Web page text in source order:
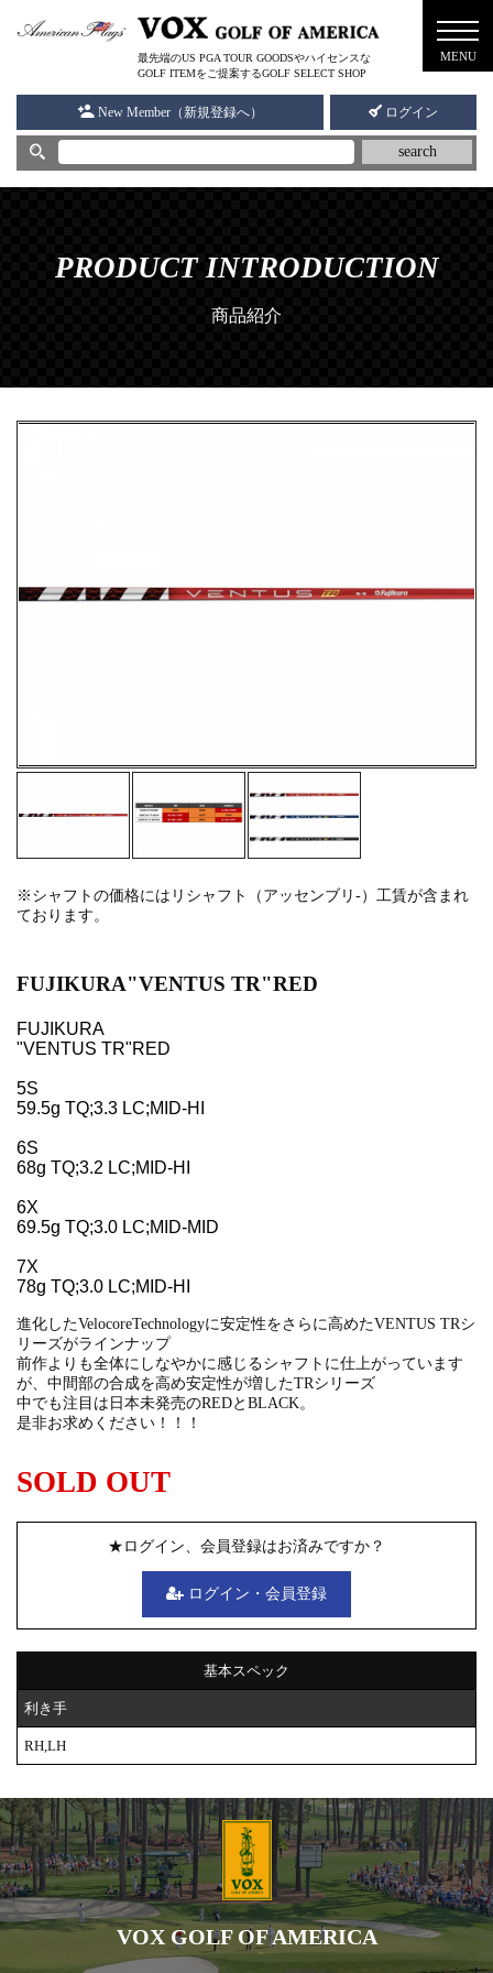
最先端のUS PGA TOUR GOODSやハイセンスな
GOLF ITEMをご提案するGOLF SELECT SHOP
New Member（新規登録へ） ログイン
search
PRODUCT INTRODUCTION
商品紹介
※シャフトの価格にはリシャフト（アッセンブリ-）工賃が含まれ
ております。
FUJIKURA"VENTUS TR"RED
FUJIKURA
"VENTUS TR"RED
5S
59.5g TQ;3.3 LC;MID-HI
6S
68g TQ;3.2 LC;MID-HI
6X
69.5g TQ;3.0 LC;MID-MID
7X
78g TQ;3.0 LC;MID-HI
進化したVelocoreTechnologyに安定性をさらに高めたVENTUS TRシ
リーズがラインナップ
前作よりも全体にしなやかに感じるシャフトに仕上がっています
が、中間部の合成を高め安定性が増したTRシリーズ
中でも注目は日本未発売のREDとBLACK。
是非お求めください！！！
SOLD OUT
★ログイン、会員登録はお済みですか？
ログイン・会員登録
基本スペック
利き手
RH,LH
VOX GOLF OF AMERICA
メニ
ュー
MENU